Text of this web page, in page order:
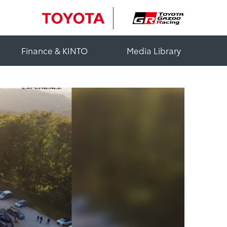
Finance & KINTO Media Library